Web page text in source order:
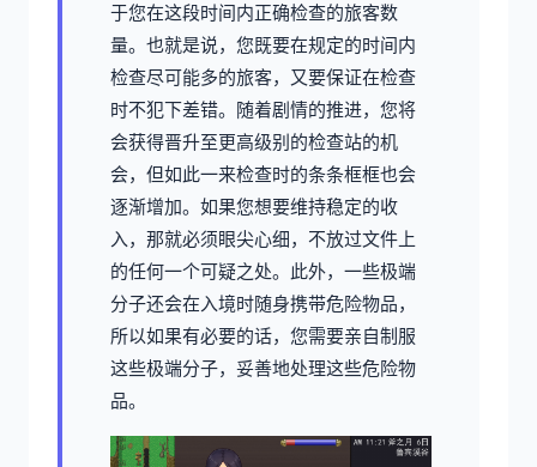
于您在这段时间内正确检查的旅客数
量。也就是说，您既要在规定的时间内
检查尽可能多的旅客，又要保证在检查
时不犯下差错。随着剧情的推进，您将
会获得晋升至更高级别的检查站的机
会，但如此一来检查时的条条框框也会
逐渐增加。如果您想要维持稳定的收
入，那就必须眼尖心细，不放过文件上
的任何一个可疑之处。此外，一些极端
分子还会在入境时随身携带危险物品，
所以如果有必要的话，您需要亲自制服
这些极端分子，妥善地处理这些危险物
品。